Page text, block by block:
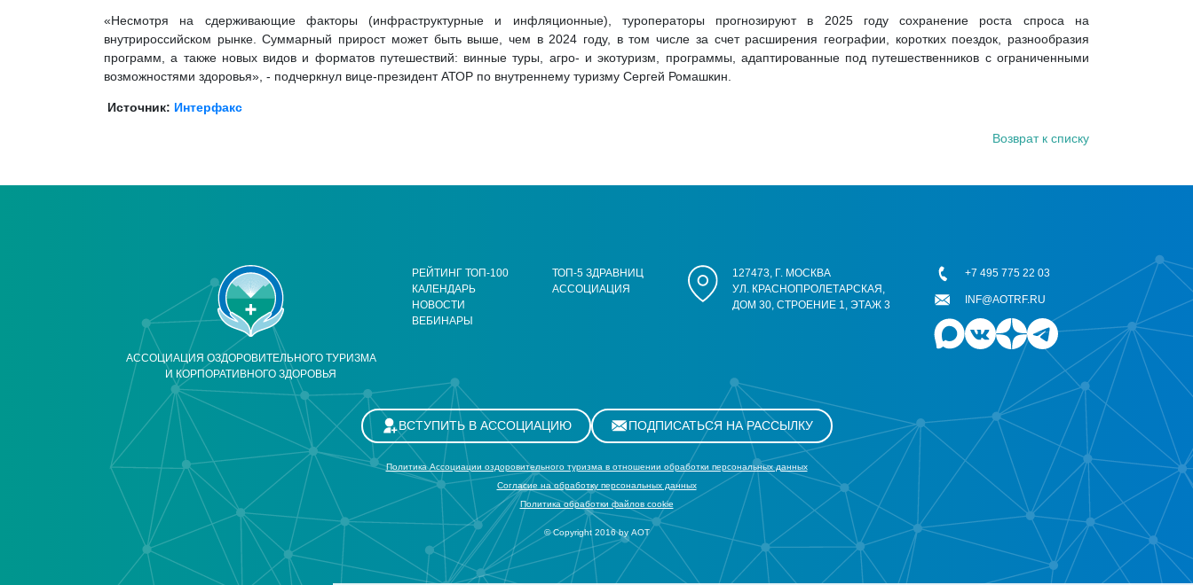
«Несмотря на сдерживающие факторы (инфраструктурные и инфляционные), туроператоры прогнозируют в 2025 году сохранение роста спроса на
внутрироссийском рынке. Суммарный прирост может быть выше, чем в 2024 году, в том числе за счет расширения географии, коротких поездок, разнообразия
программ, а также новых видов и форматов путешествий: винные туры, агро- и экотуризм, программы, адаптированные под путешественников с ограниченными
возможностями здоровья», - подчеркнул вице-президент АТОР по внутреннему туризму Сергей Ромашкин.
Источник: Интерфакс
Возврат к списку
АССОЦИАЦИЯ ОЗДОРОВИТЕЛЬНОГО ТУРИЗМА
И КОРПОРАТИВНОГО ЗДОРОВЬЯ
РЕЙТИНГ ТОП-100
КАЛЕНДАРЬ
НОВОСТИ
ВЕБИНАРЫ
ТОП-5 ЗДРАВНИЦ
АССОЦИАЦИЯ
127473, Г. МОСКВА
УЛ. КРАСНОПРОЛЕТАРСКАЯ,
ДОМ 30, СТРОЕНИЕ 1, ЭТАЖ 3
+7 495 775 22 03
INF@AOTRF.RU
ВСТУПИТЬ В АССОЦИАЦИЮ ПОДПИСАТЬСЯ НА РАССЫЛКУ
Политика Ассоциации оздоровительного туризма в отношении обработки персональных данных
Cогласие на обработку персональных данных
Политика обработки файлов cookie
© Copyright 2016 by АОТ